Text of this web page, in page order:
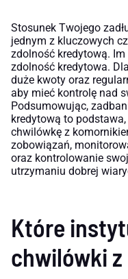
Stosunek Twojego
jednym z kluczowych
zdolność kredytową.
zdolność kredytowa.
duże kwoty oraz
aby mieć kontrolę nad
Podsumowując,
kredytową to
chwilówkę z
zobowiązań,
oraz kontrolowanie
utrzymaniu dobrej
Które
chwilówki